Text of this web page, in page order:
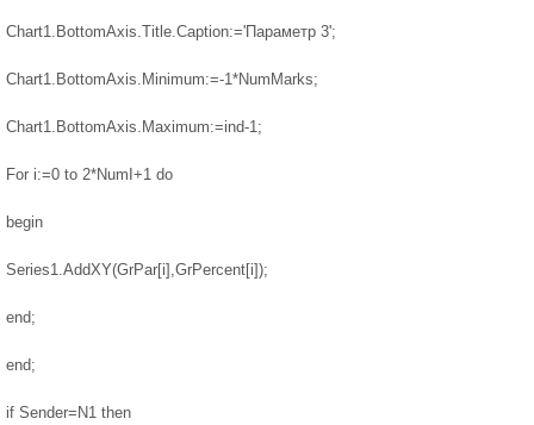
Chart1.BottomAxis.Title.Caption:='Параметр 3';
Chart1.BottomAxis.Minimum:=-1*NumMarks;
Chart1.BottomAxis.Maximum:=ind-1;
For i:=0 to 2*NumI+1 do
begin
Series1.AddXY(GrPar[i],GrPercent[i]);
end;
end;
if Sender=N1 then